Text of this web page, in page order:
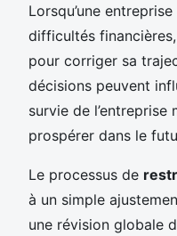
Lorsqu’une
difficultés
pour corriger sa
décisions peuvent
survie de l’entreprise
prospérer dans le
Le processus de
à un simple
une révision globale